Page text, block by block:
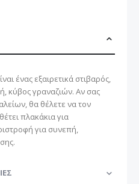
ένας εξαιρετικά στιβαρός,
κύβος γραναζιών. Αν σας
θα θέλετε να τον
πλακάκια για
για συνεπή,